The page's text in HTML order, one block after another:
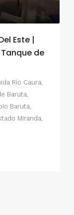
Este |
de
Río Caura,
Baruta,
Baruta,
Miranda,